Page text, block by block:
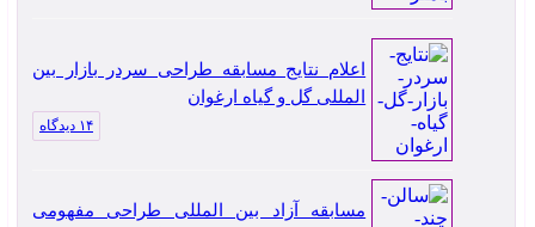
اعلام نتایج مسابقه طراحی سردر بازار بین
المللی گل و گیاه ارغوان
۱۴ دیدگاه
مسابقه آزاد بین المللی طراحی مفهومی